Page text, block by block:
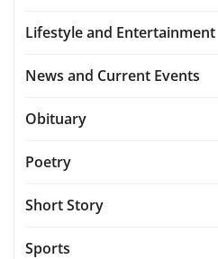
Lifestyle and Entertainment
News and Current Events
Obituary
Poetry
Short Story
Sports